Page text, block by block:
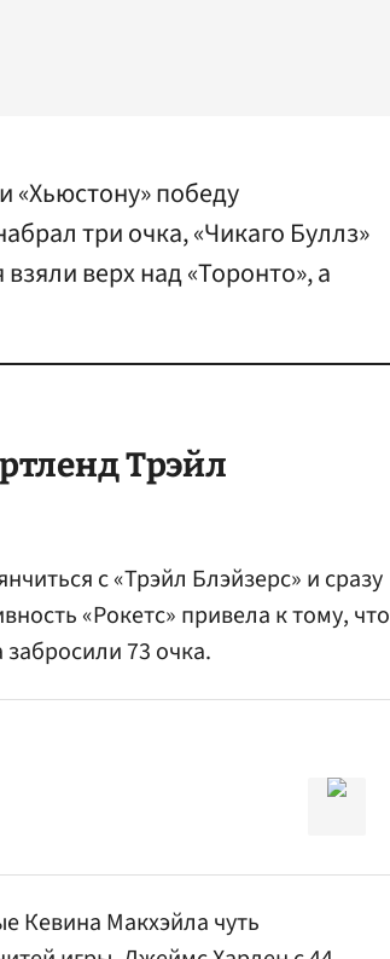
«Хьюстону» победу
три очка, «Чикаго Буллз»
верх над «Торонто», а
Трэйл
с «Трэйл Блэйзерс» и сразу
«Рокетс» привела к тому, что
73 очка.
Кевина Макхэйла чуть